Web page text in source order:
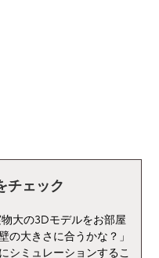
チェック
大の3Dモデルをお部屋
の大きさに合うかな？」
シミュレーションするこ